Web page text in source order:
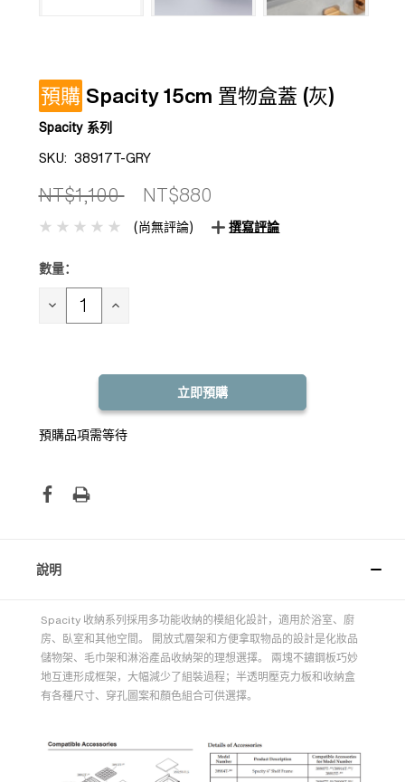
預購 Spacity 15cm 置物盒蓋 (灰)
Spacity 系列
SKU: 38917T-GRY
NT$1,100 NT$880
(尚無評論) 撰寫評論
目前
存：
數量：
減 增
預購品項需等待
說明
Spacity 收納系列採用多功能收納的模組化設計，適用於浴室、廚
房、臥室和其他空間。 開放式層架和方便拿取物品的設計是化妝品
儲物架、毛巾架和淋浴產品收納架的理想選擇。 兩塊不鏽鋼板巧妙
地互連形成框架，大幅減少了組裝過程；半透明壓克力板和收納盒
有各種尺寸、穿孔圖案和顏色組合可供選擇。